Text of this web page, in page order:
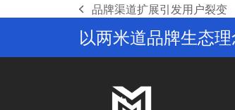
previous
post:
品牌渠道扩展引发用户裂变
以两米道品牌生态